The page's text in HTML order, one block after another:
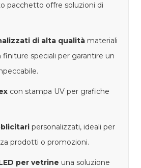
pacchetto offre soluzioni di
di alta qualità materiali
finiture speciali per garantire un
con stampa UV per grafiche
personalizzati, ideali per
prodotti o promozioni.
per vetrine una soluzione